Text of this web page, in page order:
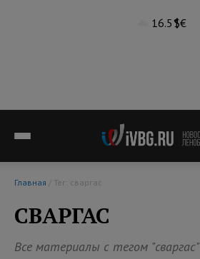
16.5°$€
Главная / Тег: сваргас
СВАРГАС
Все материалы с тегом "сваргас"